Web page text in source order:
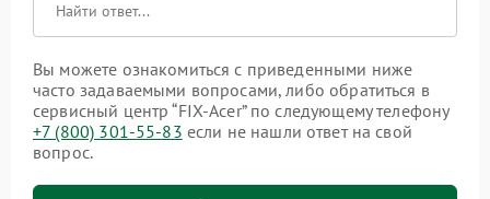
Вы можете ознакомиться с приведенными ниже
часто задаваемыми вопросами, либо обратиться в
сервисный центр “FIX-Acer” по следующему телефону
+7 (800) 301-55-83 если не нашли ответ на свой
вопрос.